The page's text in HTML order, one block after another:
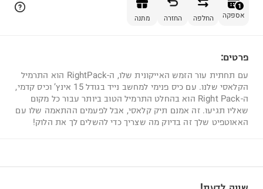
1
אספקה החלפה החזרה מתנה
פרטים:
עם תחתית עור הזמש האייקונית שלו, ה-RightPack הוא התרמיל
הקלאסי שלנו. עם כיס פנימי למחשב נייד בגודל 15 אינץ’ וכיס קדמי,
ה-Right Pack הוא בהחלט התרמיל הטוב ביותר עבור כל מקום
שאליו תגיעו. זה אמנם תיק קלאסי, אבל לפעמים ההתאמה שלו עם
האאוטפיט שלך זה בדיוק מה שצריך כדי להשלים לך את הלוק!